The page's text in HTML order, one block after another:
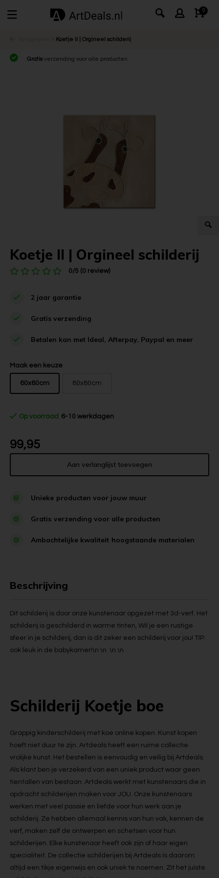
0
Koetje II | Orgineel schilderij
Gratis verzending voor alle producten
Koetje II | Orgineel schilderij
0/5 (0 review)
2 jaar garantie
Gratis verzending
Betalen kan met Ideal, Afterpay, Paypal en meer
Maak een keuze
60x60cm 80x80cm
Op voorraad 6-10 werkdagen
99,95
Aan verlanglijst toevoegen
Unieke producten voor jouw muur
Gratis verzending voor alle producten
Ambachtelijke kwaliteit hoogstaande materialen
Beschrijving
Dit schilderij is door onze kunstenaar opgezet met 3d-verf. Het
schilderij is geschilderd in warme tinten, Wil je een rustige
sfeer in je schilderij, dan is dit zeker een schilderij voor jou! TIP:
ook leuk in de babykamer!\n \n \n \n
Schilderij Koetje boe
Grappig kinderschilderij met koe online kopen. Kunst kopen
hoeft niet duur te zijn. Artdeals heeft een ruime collectie
vrolijke kunst. Het bestellen is eenvoudig en veilig bij Artdeals.
Als klant ben je verzekerd van een uniek product waar geen
tientallen van bestaan. Artdeals werkt met kunstenaars die in
opdracht schilderijen maken voor JOU. Onze kunstenaars
werken met veel passie en liefde voor hun werk aan je
schilderij. Ze hebben allemaal kennis van hun vak, kennen de
verf, maken zelf de ontwerpen en schetsen voor hun
schilderijen. Elke kunstenaar heeft ook zijn of haar eigen
specialiteit. De collectie schilderijen bij Artdeals is daarom
altijd een tikje eigenwijs en ook uniek te noemen. Zit het juiste